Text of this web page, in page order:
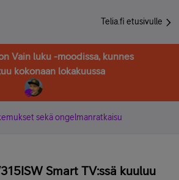
Telia.fi etusivulle
Vain luku -moodissa, kunnes
kokonaan lokakuussa
sekä ongelmanratkaisu
Smart TV:ssä kuuluu